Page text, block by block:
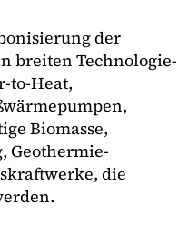
der
breiten Technologie-
to-Heat,
Biomasse,
Geothermie-
die